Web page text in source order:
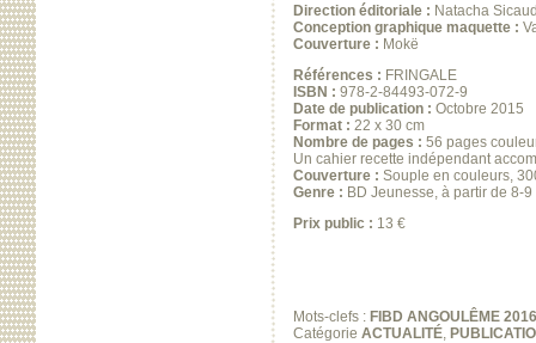
Direction éditoriale : Natacha
Conception graphique maquette :
Couverture : Mokë
Références : FRINGALE
ISBN : 978-2-84493-072-9
Date de publication : Octobre 2015
Format : 22 x 30 cm
Nombre de pages : 56 pages
Un cahier recette indépendant
Couverture : Souple en couleurs,
Genre : BD Jeunesse, à partir de 8-9
Prix public : 13 €
Mots-clefs : FIBD ANGOULÊME 2016
Catégorie ACTUALITÉ